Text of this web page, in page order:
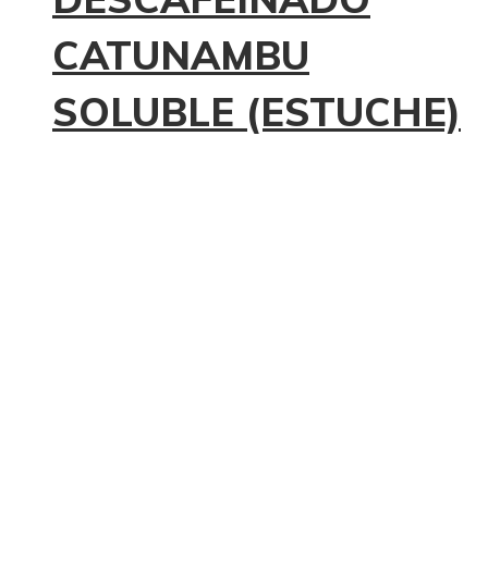
CATUNAMBU
SOLUBLE (ESTUCHE)